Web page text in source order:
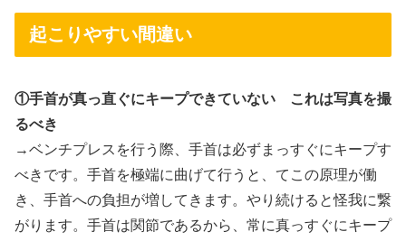
起こりやすい間違い
①手首が真っ直ぐにキープできていない
これは写真を撮
るべき
→ベンチプレスを行う際、手首は必ずまっすぐにキープす
べきです。手首を極端に曲げて行うと、てこの原理が働
き、手首への負担が増してきます。やり続けると怪我に繋
がります。手首は関節であるから、常に真っすぐにキープ